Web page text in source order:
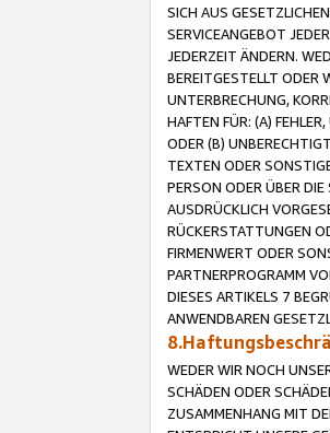
SICH AUS
SERVICEANGEBOT
JEDERZEIT ÄNDERN.
BEREITGESTELLT ODER
UNTERBRECHUNG,
HAFTEN FÜR: (A)
ODER (B)
TEXTEN ODER
PERSON ODER ÜBER
AUSDRÜCKLICH
RÜCKERSTATTUNGEN
FIRMENWERT ODER
PARTNERPROGRAMM
DIESES ARTIKELS 7
ANWENDBAREN
WEDER WIR NOCH
SCHÄDEN ODER
ZUSAMMENHANG MIT